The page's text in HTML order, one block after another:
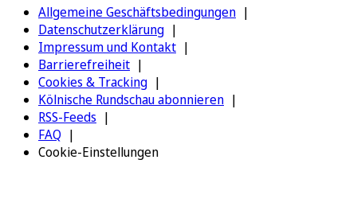
Allgemeine Geschäftsbedingungen
Datenschutzerklärung
Impressum und Kontakt
Barrierefreiheit
Cookies & Tracking
Kölnische Rundschau abonnieren
RSS-Feeds
FAQ
Cookie-Einstellungen